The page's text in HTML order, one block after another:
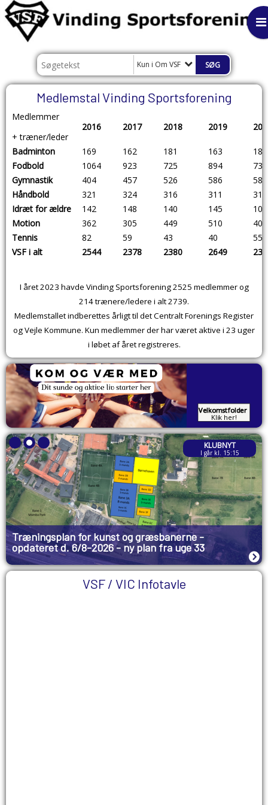
Kun i Om VSF
Medlemstal Vinding Sportsforening
Medlemmer
+ træner/leder
2016 2017 2018 2019
Badminton 169 162 181 163
185
Fodbold
1064 923 725 894
732
Gymnastik
404 457 526 586
585
Håndbold
321 324 316 311
314
Idræt for ældre
142 148 140 145
109
Motion
362 305 449 510
401
Tennis
82 59 43 40
55
VSF i alt
2544 2378 2380 2649
I året 2023 havde Vinding Sportsforening 2525 medlemmer og
214 trænere/ledere i alt 2739.
Medlemstallet indberettes årligt til det Centralt Forenings Register
og Vejle Kommune. Kun medlemmer der har været aktive i 23 uger
i løbet af året registreres.
KLUBNYT
I går kl. 15:15
Træningsplan for kunst og græsbanerne -
opdateret d. 6/8-2026 - ny plan fra uge 33
VSF / VIC Infotavle